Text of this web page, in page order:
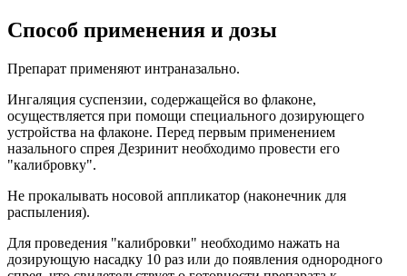
Способ применения и дозы
Препарат применяют интраназально.
Ингаляция суспензии, содержащейся во флаконе,
осуществляется при помощи специального дозирующего
устройства на флаконе. Перед первым применением
назального спрея Дезринит необходимо провести его
"калибровку".
Не прокалывать носовой аппликатор (наконечник для
распыления).
Для проведения "калибровки" необходимо нажать на
дозирующую насадку 10 раз или до появления однородного